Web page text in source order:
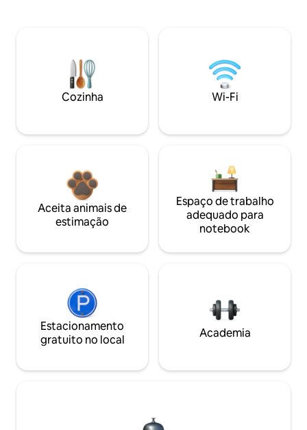
Cozinha Wi-Fi
Aceita animais de
estimação
Espaço de trabalho
adequado para
notebook
Estacionamento
gratuito no local
Academia